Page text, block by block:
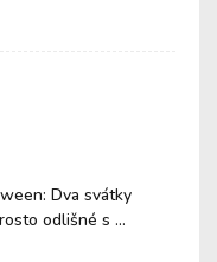
Dva svátky
odlišné s ...